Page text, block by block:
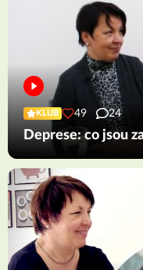
KLUB 49 24
Deprese: co jsou